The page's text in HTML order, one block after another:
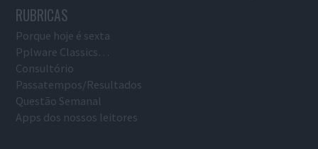
RUBRICAS
Porque hoje é sexta
Pplware Classics…
Consultório
Passatempos/Resultados
Questão Semanal
Apps dos nossos leitores